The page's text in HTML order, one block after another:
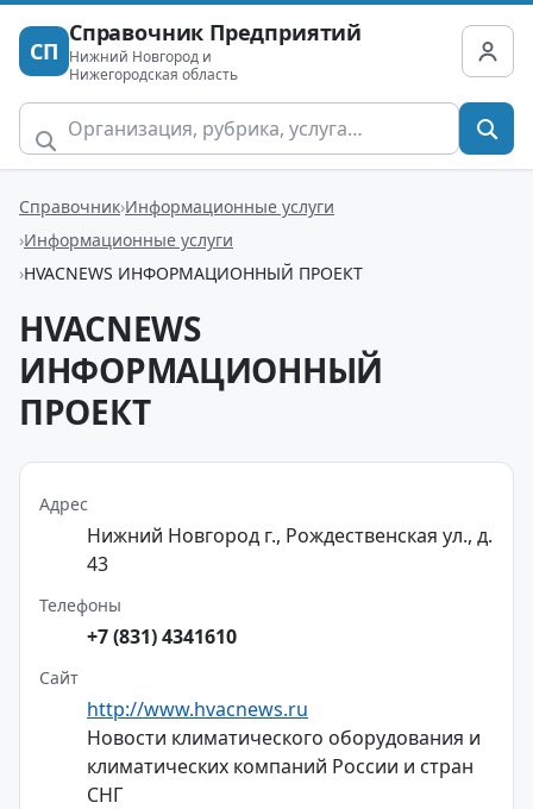
СП
Справочник Предприятий
Нижний Новгород и
Нижегородская область
Справочник Информационные услуги
Информационные услуги
HVACNEWS ИНФОРМАЦИОННЫЙ ПРОЕКТ
HVACNEWS
ИНФОРМАЦИОННЫЙ
ПРОЕКТ
Адрес
Нижний Новгород г., Рождественская ул., д.
43
Телефоны
+7 (831) 4341610
Сайт
http://www.hvacnews.ru
Новости климатического оборудования и
климатических компаний России и стран
СНГ